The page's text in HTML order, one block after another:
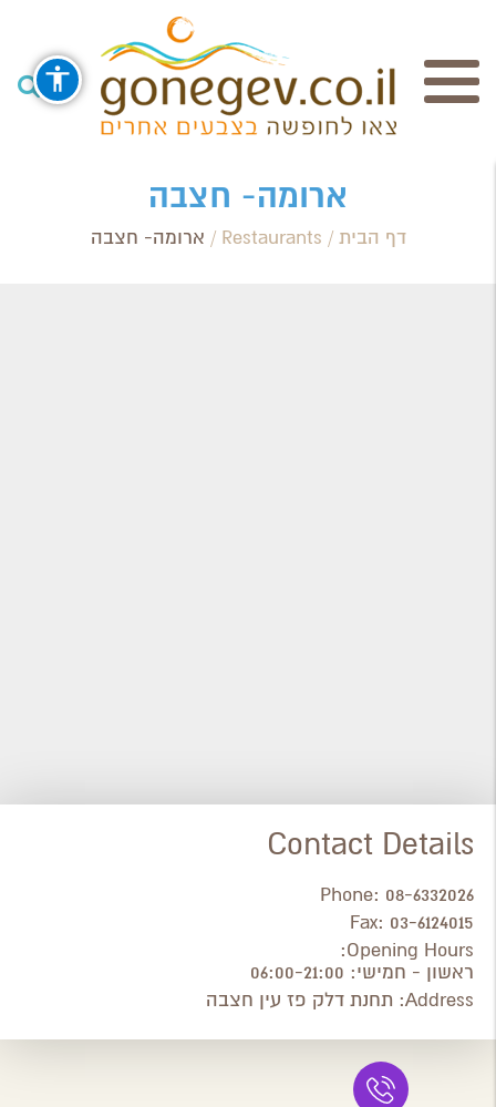
חיפוש
Search Category / Business
ארומה- חצבה
דף הבית /
Restaurants
/ ארומה- חצבה
Contact Details
Phone: 08-6332026
Fax: 03-6124015
Opening Hours:
ראשון - חמישי: 06:00-21:00
Address: תחנת דלק פז עין חצבה